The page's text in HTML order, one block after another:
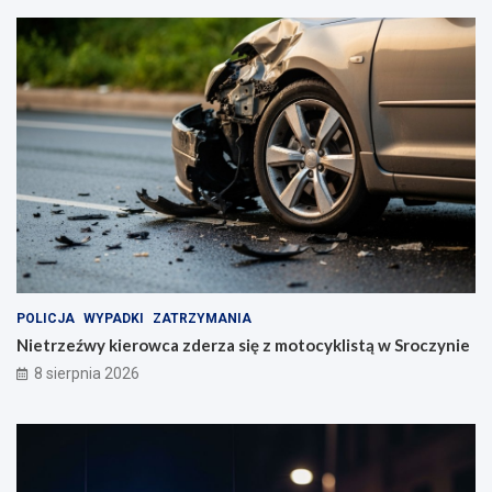
P
a
s
t
k
i
m
POLICJA WYPADKI ZATRZYMANIA
Nietrzeźwy kierowca zderza się z motocyklistą w Sroczynie
8 sierpnia 2026